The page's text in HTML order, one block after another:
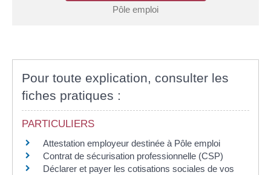
Pôle emploi
Pour toute explication, consulter les
fiches pratiques :
PARTICULIERS
Attestation employeur destinée à Pôle emploi
Contrat de sécurisation professionnelle (CSP)
Déclarer et payer les cotisations sociales de vos